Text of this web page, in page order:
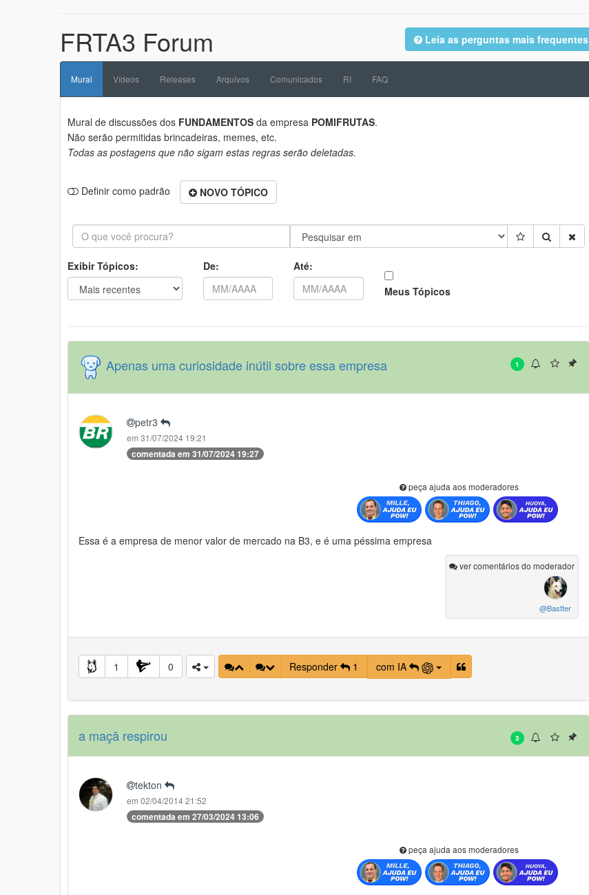
FRTA3 Forum Leia as perguntas mais frequentes
Mural Vídeos Releases Arquivos Comunicados RI FAQ
Mural de discussões dos FUNDAMENTOS da empresa POMIFRUTAS.
Não serão permitidas brincadeiras, memes, etc.
Todas as postagens que não sigam estas regras serão deletadas.
Definir como padrão NOVO TÓPICO
Exibir Tópicos: De:
Até:
Meus Tópicos
1
Apenas uma curiosidade inútil sobre essa empresa
petr3
em 31/07/2024 19:21
comentada em 31/07/2024 19:27
peça ajuda aos moderadores
Essa é a empresa de menor valor de mercado na B3, e é uma péssima empresa
ver comentários do moderador
@Bastter
1 0 Responder 1 com IA
3
a maçã respirou
tekton
em 02/04/2014 21:52
comentada em 27/03/2024 13:06
peça ajuda aos moderadores